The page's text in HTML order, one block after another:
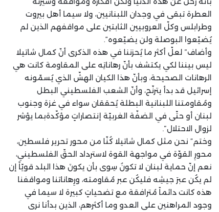
العطرة تبقى في وجدان اللبنانيين، ولا سيما أهل بيروت
وطرابلس وكلّ العروبيين الثابتين على مواقفهم الذين لم
يُضيّعوا البوصلة ولن يضيّعوه”.
وأضاف” لعلّ أكثر ما يُحزننا في هذه الذكرى أنّ كمال شاتيلا
ليس بيننا لكي يكتشف بأنّ رهاناتِه على المقاومة كانت هي
الرهانات الصحيحة، وبأنّ هذا الكيان الهشّ الذي يُسمّونه
إسرائيل قد بدأ يترنّح، وأنّ الشعب الفلسطيني البطل
ومُقاومتنا اللبنانية البطلة يُحققان سواء في غزة وجنوب
لبنان أو حتّى في الضفّة الغربيّة إنتصاراتٍ مؤكّدةبما يؤشر
لزوال الاحتلال”.
وختم” نحن مثل كمال شاتيلا كُنّا من محور تحرير فلسطين،
محورِ القوّة في مواجهة القوة لاسترداد الحقّ الفلسطيني،
نعم إنّ حماية لبنان لا تكونُ سِوى بأن يكونَ هذا البلد قويّاً إن
لم يكُن عبرَ جيشِه فليكُن عبر مُقاومته، ورِهاناتنا ومواقفنا
هذه كانت دائماً مُترافقة مع تضحياتٍ كبيرة لا سيما في
وجود المراهنين على العدو وما أكثرهم، الذين بدأنا نرى